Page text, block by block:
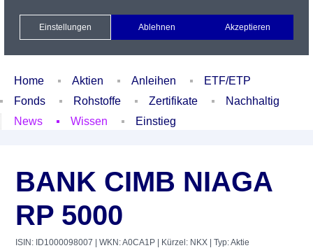
Xetra Realtime
Watchlist Portfolio Login
Home Aktien Anleihen
ETF/ETP
Fonds
Rohstoffe Zertifikate
Nachhaltig
News
Wissen Einstieg
BANK CIMB NIAGA
RP 5000
ISIN: ID1000098007 | WKN: A0CA1P | Kürzel: NKX | Typ: Aktie
Einstellungen Ablehnen Akzeptieren